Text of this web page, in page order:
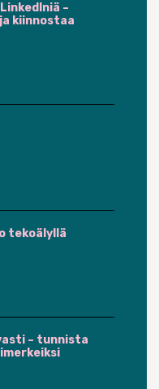
–
kiinnostaa
tekoälyllä
– tunnista